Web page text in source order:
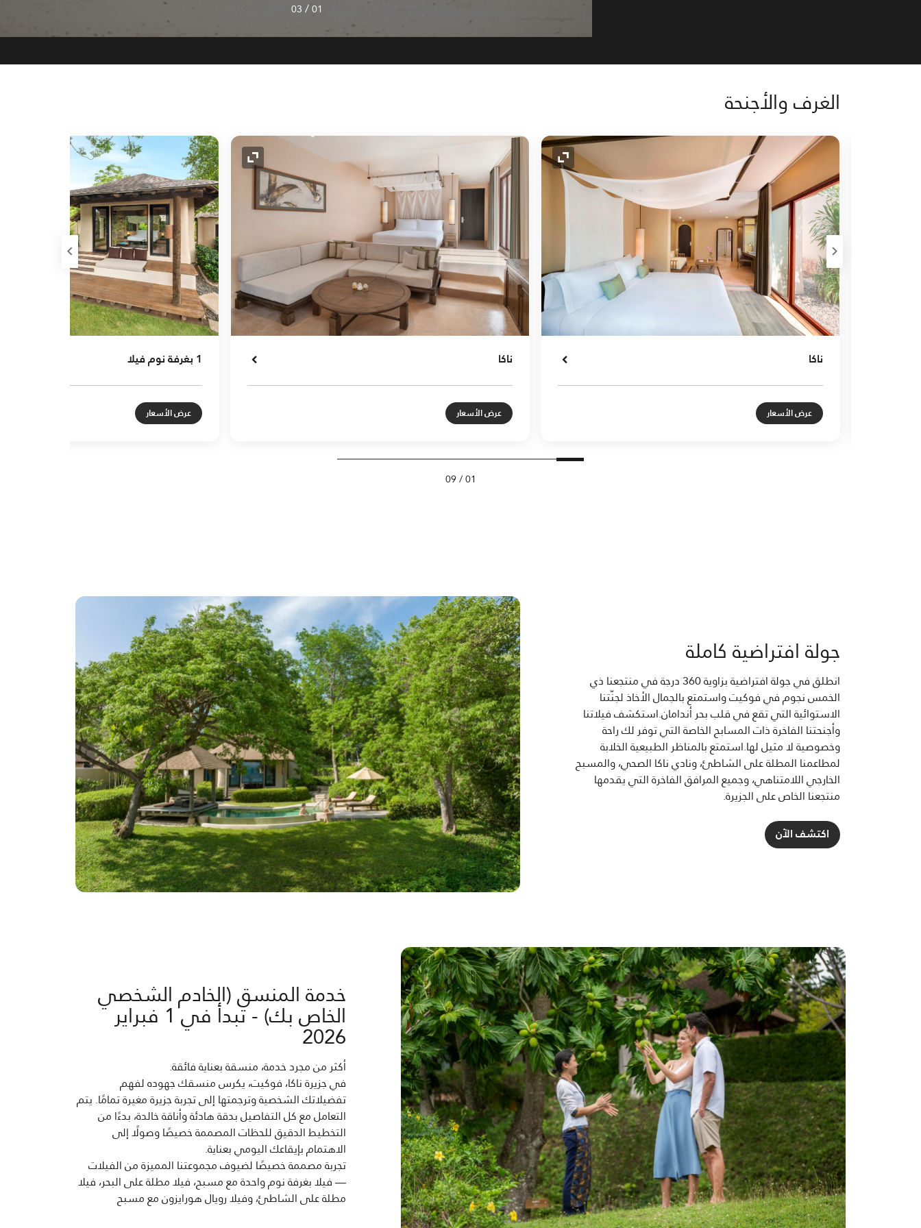
01
/
03
الغرف والأجنحة
رمز التوسيع
ناكا
عرض الأسعار
رمز التوسيع
ناكا
عرض الأسعار
1 بغرفة نوم فيلا
عرض الأسعار
01
/
09
جولة افتراضية كاملة
انطلق في جولة افتراضية بزاوية 360 درجة في منتجعنا ذي
الخمس نجوم في فوكيت واستمتع بالجمال الأخاذ لجنّتنا
الاستوائية التي تقع في قلب بحر أندامان.استكشف فيلاتنا
وأجنحتنا الفاخرة ذات المسابح الخاصة التي توفر لك راحة
وخصوصية لا مثيل لها.استمتع بالمناظر الطبيعية الخلابة
لمطاعمنا المطلة على الشاطئ، ونادي ناكا الصحي، والمسبح
الخارجي اللامتناهي، وجميع المرافق الفاخرة التي يقدمها
منتجعنا الخاص على الجزيرة.
اكتشف الآن
خدمة المنسق (الخادم الشخصي
الخاص بك) - تبدأ في 1 فبراير
2026
أكثر من مجرد خدمة، منسقة بعناية فائقة.
في جزيرة ناكا، فوكيت، يكرس منسقك جهوده لفهم
تفضيلاتك الشخصية وترجمتها إلى تجربة جزيرة مغيرة تمامًا. يتم
التعامل مع كل التفاصيل بدقة هادئة وأناقة خالدة، بدءًا من
التخطيط الدقيق للحظات المصممة خصيصًا وصولًا إلى
الاهتمام بإيقاعك اليومي بعناية.
تجربة مصممة خصيصًا لضيوف مجموعتنا المميزة من الفيلات
— فيلا بغرفة نوم واحدة مع مسبح، فيلا مطلة على البحر، فيلا
مطلة على الشاطئ، وفيلا رويال هورايزون مع مسبح